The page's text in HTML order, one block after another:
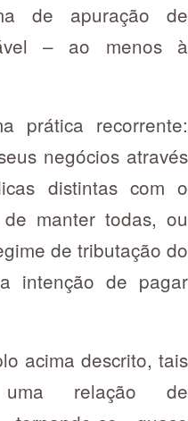
de apuração de
– ao menos à
prática recorrente:
negócios através
distintas com o
manter todas, ou
de tributação do
intenção de pagar
acima descrito, tais
uma relação de